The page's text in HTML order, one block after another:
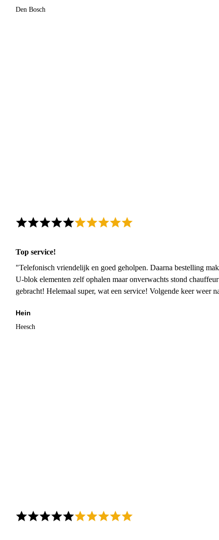
Den Bosch
Top service!
"Telefonisch vriendelijk en goed geholpen. Daarna bestelling
U-blok elementen zelf ophalen maar onverwachts stond
gebracht! Helemaal super, wat een service! Volgende keer weer
Hein
Heesch